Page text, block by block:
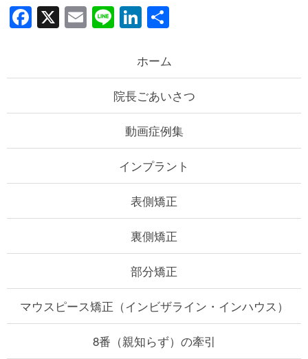
F
a
e
b
o
X E
m
Li
n
Li
n
k
e
dI
n
ホーム
院長ごあいさつ
動画症例集
インプラント
表側矯正
裏側矯正
部分矯正
マウスピース矯正 （インビザライン・インハウス）
8番（親知らず）の牽引